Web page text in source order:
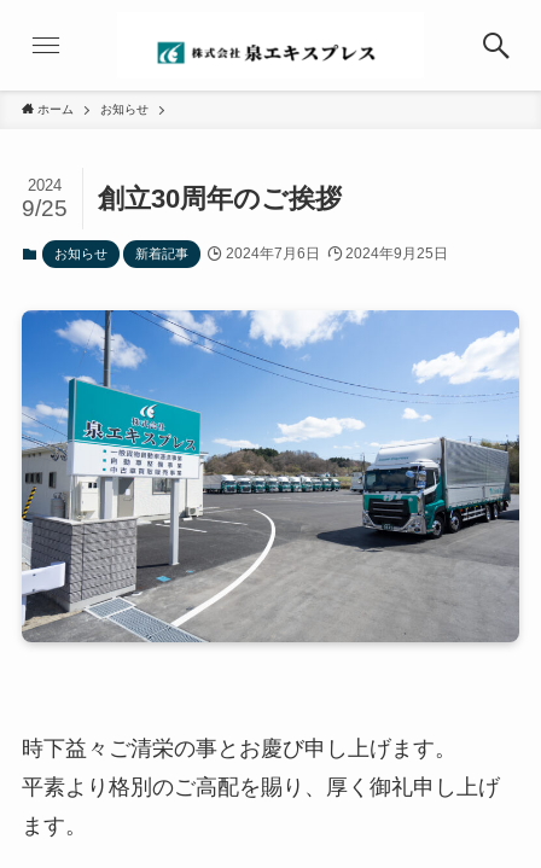
ホーム お知らせ
創立30周年のご挨拶
2024
9/25
お知らせ 新着記事 2024年7月6日 2024年9月25日
時下益々ご清栄の事とお慶び申し上げます。
平素より格別のご高配を賜り、厚く御礼申し上げ
ます。